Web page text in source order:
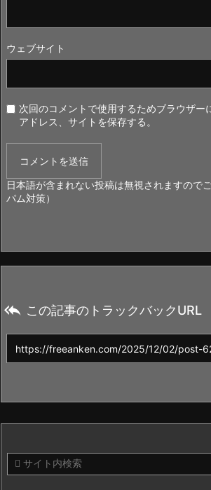
ウェブサイト
次回のコメントで使用するためブラウザー
アドレス、サイトを保存する。
日本語が含まれない投稿は無視されますので
パム対策）
 この記事のトラックバックURL